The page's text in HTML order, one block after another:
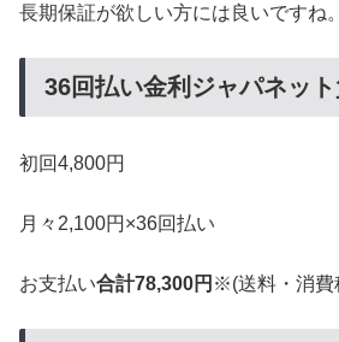
長期保証が欲しい方には良いですね。
36回払い金利ジャパネット
初回4,800円
月々2,100円×36回払い
お支払い合計78,300円 ※(送料・消費